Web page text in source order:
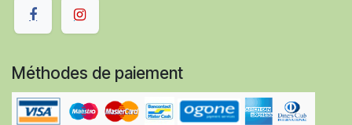
Méthodes de paiement